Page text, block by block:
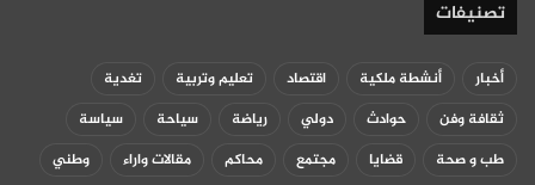
تصنيفات
أخبار أنشطة ملكية اقتصاد تعليم وتربية
تغدية
ثقافة وفن
حوادث دولي رياضة سياحة
سياسة
طب و صحة
قضايا مجتمع محاكم مقالات واراء وطني